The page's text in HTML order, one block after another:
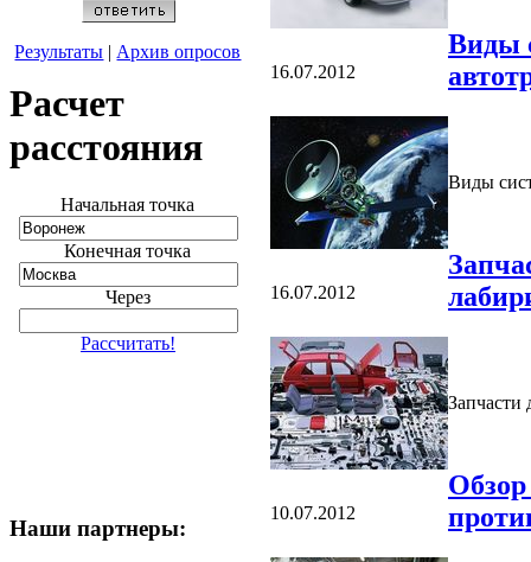
Результаты | Архив опросов
Расчет
расстояния
Начальная точка
Конечная точка
Через
Рассчитать!
Наши партнеры:
16.07.2012
Виды
Виды
16.07.2012
Запчасти
10.07.2012